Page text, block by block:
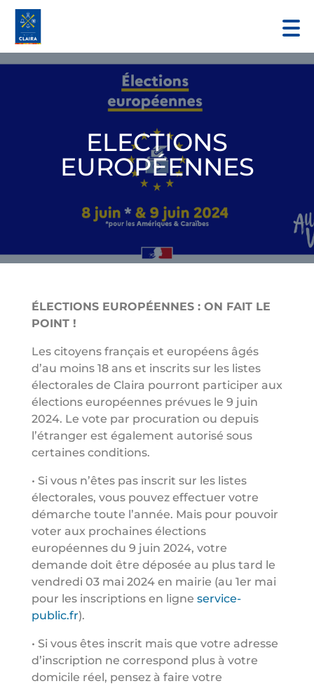
ELECTIONS
EUROPÉENNES
ÉLECTIONS EUROPÉENNES : ON FAIT LE
POINT !
Les citoyens français et européens âgés
d’au moins 18 ans et inscrits sur les listes
électorales de Claira pourront participer aux
élections européennes prévues le 9 juin
2024. Le vote par procuration ou depuis
l’étranger est également autorisé sous
certaines conditions.
• Si vous n’êtes pas inscrit sur les listes
électorales, vous pouvez effectuer votre
démarche toute l’année. Mais pour pouvoir
voter aux prochaines élections
européennes du 9 juin 2024, votre
demande doit être déposée au plus tard le
vendredi 03 mai 2024 en mairie (au 1er mai
pour les inscriptions en ligne service-
public.fr).
• Si vous êtes inscrit mais que votre adresse
d’inscription ne correspond plus à votre
domicile réel, pensez à faire votre